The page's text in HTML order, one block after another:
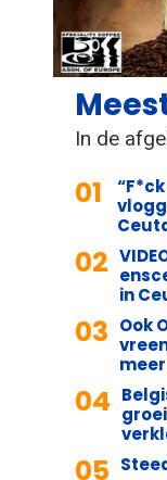
In de
01
02
in
03 Ook
04
05